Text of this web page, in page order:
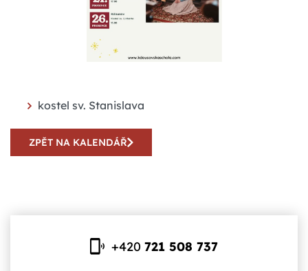
kostel sv. Stanislava
ZPĚT NA KALENDÁŘ
+420721 508 737